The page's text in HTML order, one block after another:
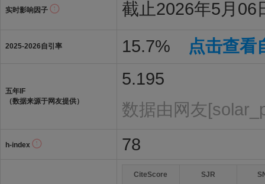
实时影响因子 截止2026年5月06
2025-2026自引率 15.7% 点击查看
五年IF
（数据来源于网友提供）
5.195
数据由网友
h-index 78
CiteScore SJR